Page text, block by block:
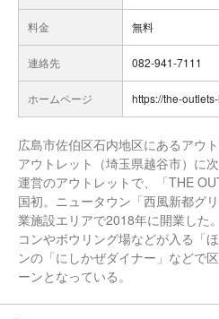
料金 無料
連絡先 082-941-7111
ホームページ https://the-
広島市佐伯区石内地区にあるアウ
アウトレット（埼玉県越谷市）に
運営のアウトレットで、「THE
国初。ニュータウン「西風新都グ
業施設エリアで2018年に開業した
コンやボウリング場などが入る「
ンの「にしかぜダイナー」などで
ーンとなっている。